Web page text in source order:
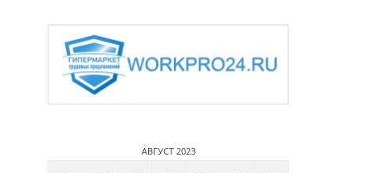
АВГУСТ 2023